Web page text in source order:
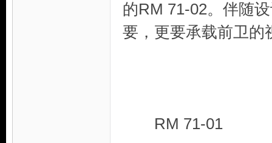
的RM 71-02。伴随
要，更要承载前卫的
RM 71-01